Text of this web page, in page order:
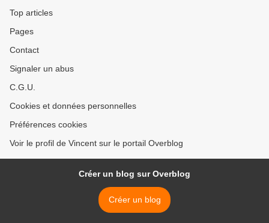
Top articles
Pages
Contact
Signaler un abus
C.G.U.
Cookies et données personnelles
Préférences cookies
Voir le profil de Vincent sur le portail Overblog
Créer un blog sur Overblog
Créer un blog